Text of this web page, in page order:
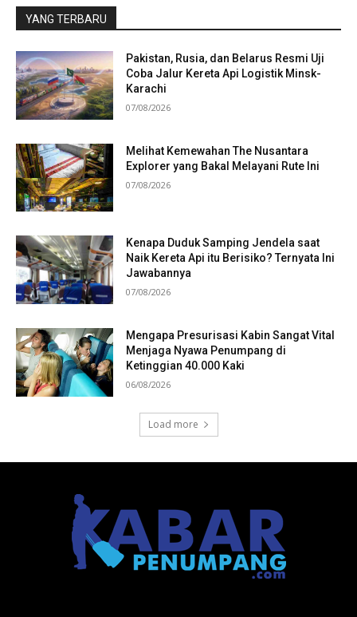
YANG TERBARU
Pakistan, Rusia, dan Belarus Resmi Uji
Coba Jalur Kereta Api Logistik Minsk-
Karachi
07/08/2026
Melihat Kemewahan The Nusantara
Explorer yang Bakal Melayani Rute Ini
07/08/2026
Kenapa Duduk Samping Jendela saat
Naik Kereta Api itu Berisiko? Ternyata Ini
Jawabannya
07/08/2026
Mengapa Presurisasi Kabin Sangat Vital
Menjaga Nyawa Penumpang di
Ketinggian 40.000 Kaki
06/08/2026
Load more